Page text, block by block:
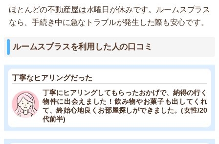
ほとんどの不動産屋は水曜日が休みです。ルームスプラス
なら、手続き中に急なトラブルが発生した際も安心です。
ルームスプラスを利用した人の口コミ
丁寧なヒアリングだった
丁寧にヒアリングしてもらったおかげで、納得の行く
物件に出会えました！飲み物やお菓子も出してくれ
て、終始心地良くお部屋探しができました。(女性/20
代前半)